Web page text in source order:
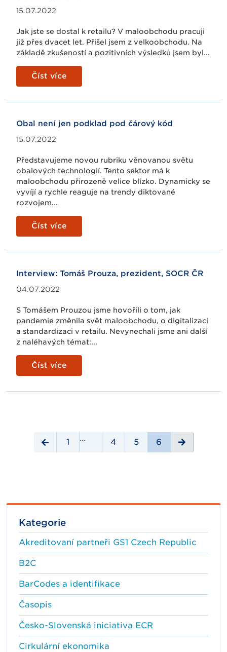
15.07.2022
Jak jste se dostal k retailu? V maloobchodu pracuji
již přes dvacet let. Přišel jsem z velkoobchodu. Na
základě zkušeností a pozitivních výsledků jsem byl...
Číst více
Obal není jen podklad pod čárový kód
15.07.2022
Představujeme novou rubriku věnovanou světu
obalových technologií. Tento sektor má k
maloobchodu přirozeně velice blízko. Dynamicky se
vyvíjí a rychle reaguje na trendy diktované
rozvojem...
Číst více
Interview: Tomáš Prouza, prezident, SOCR ČR
04.07.2022
S Tomášem Prouzou jsme hovořili o tom, jak
pandemie změnila svět maloobchodu, o digitalizaci
a standardizaci v retailu. Nevynechali jsme ani další
z naléhavých témat:...
Číst více
1 … 4 5 6
Kategorie
Akreditovaní partneři GS1 Czech Republic
B2C
BarCodes a identifikace
Časopis
Česko-Slovenská iniciativa ECR
Cirkulární ekonomika